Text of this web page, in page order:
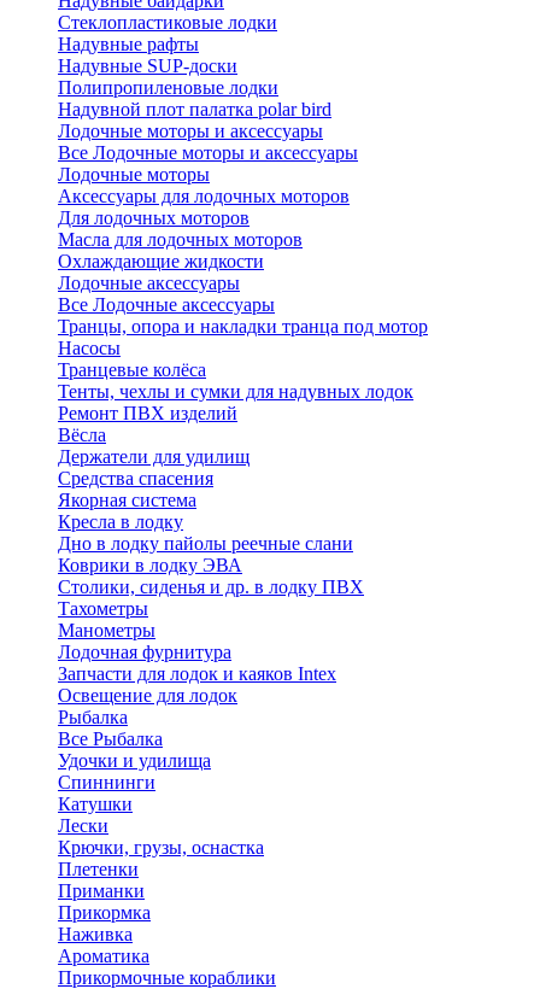
Стеклопластиковые лодки
Надувные рафты
Надувные SUP-доски
Полипропиленовые лодки
Надувной плот палатка polar bird
Лодочные моторы и аксессуары
Все Лодочные моторы и аксессуары
Лодочные моторы
Аксессуары для лодочных моторов
Для лодочных моторов
Масла для лодочных моторов
Охлаждающие жидкости
Лодочные аксессуары
Все Лодочные аксессуары
Транцы, опора и накладки транца под мотор
Насосы
Транцевые колёса
Тенты, чехлы и сумки для надувных лодок
Ремонт ПВХ изделий
Вёсла
Держатели для удилищ
Средства спасения
Якорная система
Кресла в лодку
Дно в лодку пайолы реечные слани
Коврики в лодку ЭВА
Столики, сиденья и др. в лодку ПВХ
Тахометры
Манометры
Лодочная фурнитура
Запчасти для лодок и каяков Intex
Освещение для лодок
Рыбалка
Все Рыбалка
Удочки и удилища
Спиннинги
Катушки
Лески
Крючки, грузы, оснастка
Плетенки
Приманки
Прикормка
Наживка
Ароматика
Прикормочные кораблики